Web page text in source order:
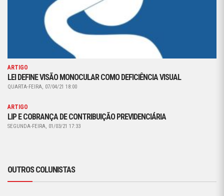
ARTIGO
LEI DEFINE VISÃO MONOCULAR COMO DEFICIÊNCIA VISUAL
QUARTA-FEIRA, 07/04/21 18:00
ARTIGO
LIP E COBRANÇA DE CONTRIBUIÇÃO PREVIDENCIÁRIA
SEGUNDA-FEIRA, 01/03/21 17:33
OUTROS COLUNISTAS